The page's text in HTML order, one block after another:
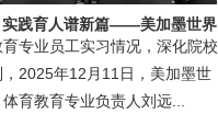
实践育人谱新篇——美加墨世界
导赴嘉鱼县第...
专业员工实习情况，深化院校
2025年12月11日，美加墨世
育教育专业负责人刘远...